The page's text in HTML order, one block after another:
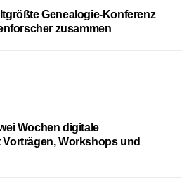
Genealogie-Konferenz
zusammen
Wochen digitale
Workshops und